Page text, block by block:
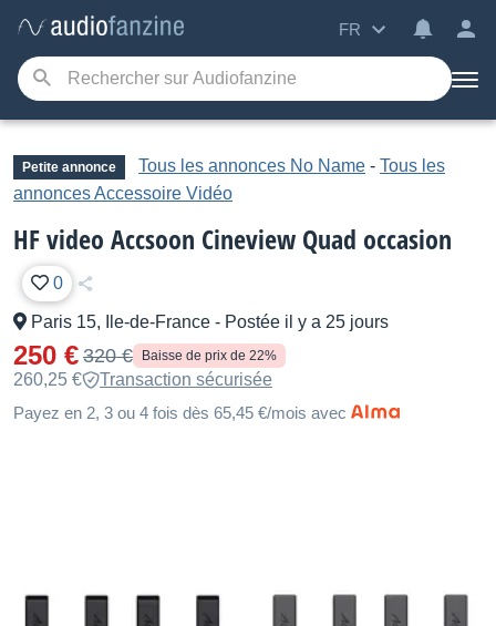
FR
Petite annonce Tous les annonces No Name - Tous les
annonces Accessoire Vidéo
HF video Accsoon Cineview Quad occasion
0
Paris 15, Ile-de-France - Postée il y a 25 jours
250 € 320 € Baisse de prix de 22%
260,25 €
Transaction sécurisée
Payez en 2, 3 ou 4 fois dès 65,45 €/mois avec